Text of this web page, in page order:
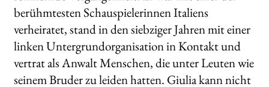
berühmtesten Schauspielerinnen Italiens
verheiratet, stand in den siebziger Jahren mit einer
linken Untergrundorganisation in Kontakt und
vertrat als Anwalt Menschen, die unter Leuten wie
seinem Bruder zu leiden hatten. Giulia kann nicht